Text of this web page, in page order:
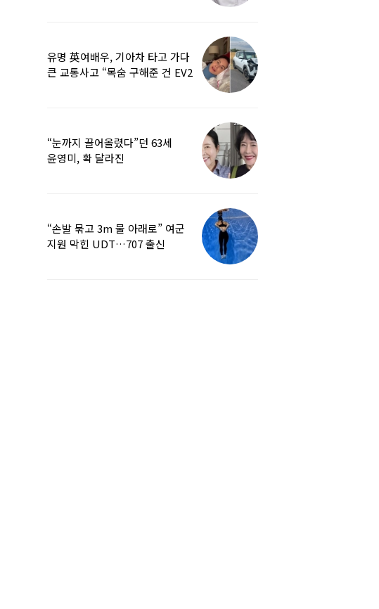
유명 英여배우, 기아차 타고 가다
큰 교통사고 “목숨 구해준 건 EV2
“눈까지 끌어올렸다”던 63세
윤영미, 확 달라진
“손발 묶고 3m 물 아래로” 여군
지원 막힌 UDT…707 출신